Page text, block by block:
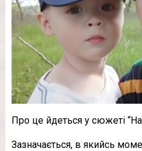
Про це йдеться у сюжеті
Зазначається, в якийсь